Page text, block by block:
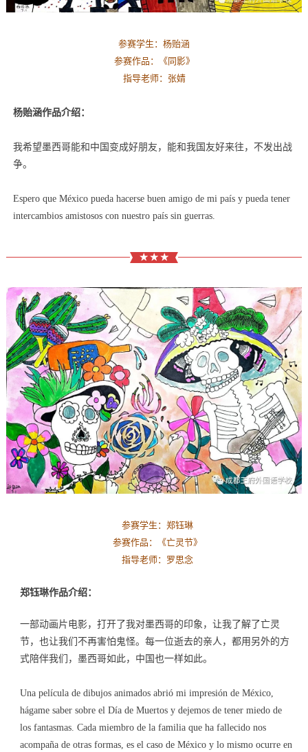
参赛学生：杨贻涵
参赛作品：《 同影》
指导老师：张婧
杨贻涵作品介绍：
我希望墨西哥能和中国变成好朋友，能和我国友好来往，不发出战
争。
Espero que México pueda hacerse buen amigo de mi país y pueda tener
intercambios amistosos con nuestro país sin guerras.
★ ★ ★
参赛学生：郑钰琳
参赛作品：《亡灵节》
指导老师：罗思念
郑钰琳作品介绍：
一部动画片电影，打开了我对墨西哥的印象，让我了解了亡灵
节，也让我们不再害怕鬼怪。每一位逝去的亲人，都用另外的方
式陪伴我们，墨西哥如此，中国也一样如此。
Una película de dibujos animados abrió mi impresión de México,
hágame saber sobre el Día de Muertos y dejemos de tener miedo de
los fantasmas. Cada miembro de la familia que ha fallecido nos
acompaña de otras formas, es el caso de México y lo mismo ocurre en